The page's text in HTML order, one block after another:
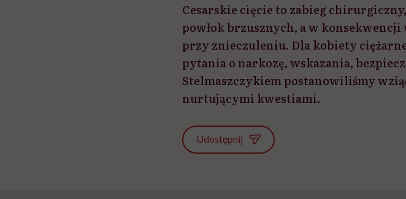
Cesarskie cięcie to zabieg
powłok brzusznych, a w
przy znieczuleniu. Dla kobiety
pytania o narkozę, wskazania,
Stelmaszczykiem postanowiliśmy
nurtującymi kwestiami.
Udostępnij